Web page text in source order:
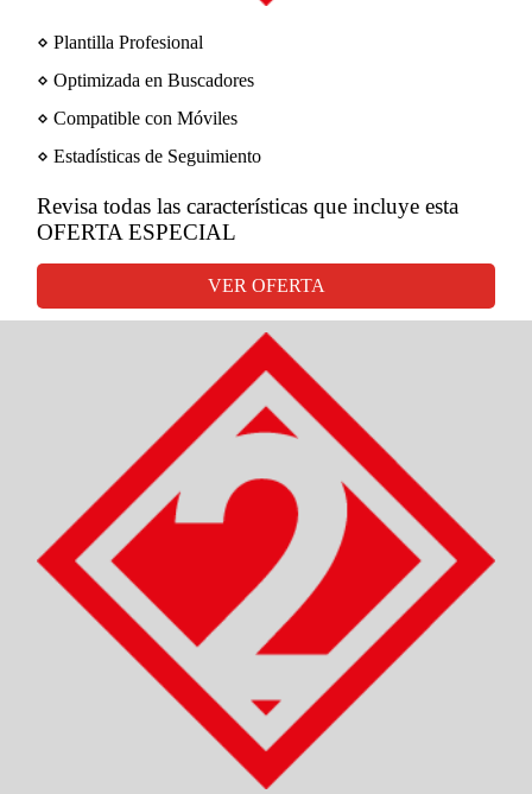
⋄ Plantilla Profesional
⋄ Optimizada en Buscadores
⋄ Compatible con Móviles
⋄ Estadísticas de Seguimiento
Revisa todas las características que incluye esta
OFERTA ESPECIAL
VER OFERTA